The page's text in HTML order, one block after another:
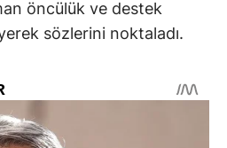
öncülük ve destek
sözlerini noktaladı.